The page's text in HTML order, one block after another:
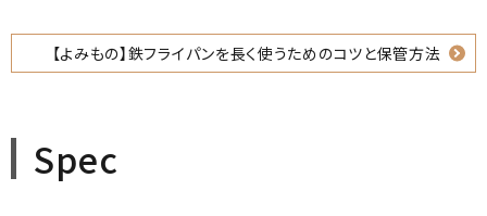
【よみもの】鉄フライパンを長く使うためのコツと保管方法
Spec